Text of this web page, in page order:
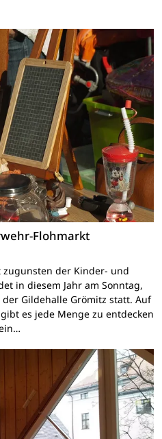
Flohmarkt
zugunsten der Kinder- und
in diesem Jahr am Sonntag,
Gildehalle Grömitz statt. Auf
es jede Menge zu entdecken